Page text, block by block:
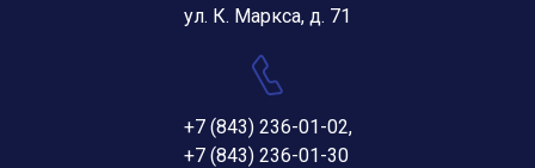
ул. К. Маркса, д. 71
+7 (843) 236-01-02,
+7 (843) 236-01-30